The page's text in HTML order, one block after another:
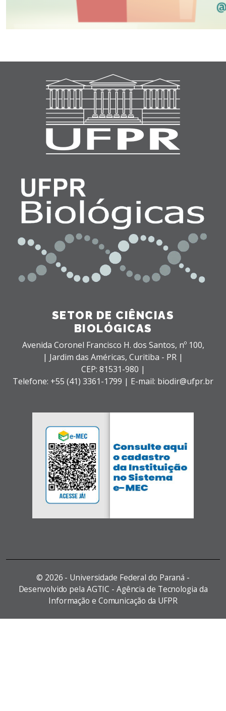
SETOR DE CIÊNCIAS
BIOLÓGICAS
Avenida Coronel Francisco H. dos Santos, nº 100,
| Jardim das Américas, Curitiba - PR |
CEP: 81531-980 |
Telefone: +55 (41) 3361-1799 | E-mail: biodir@ufpr.br
© 2026 - Universidade Federal do Paraná -
Desenvolvido pela AGTIC - Agência de Tecnologia da
Informação e Comunicação da UFPR